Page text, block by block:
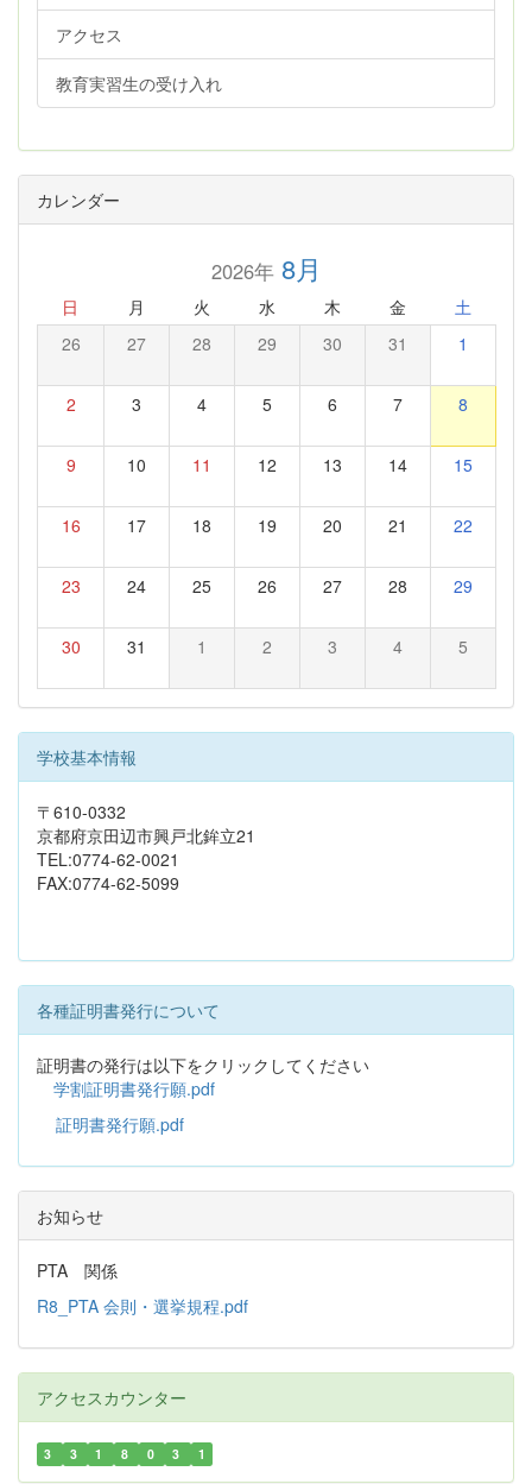
アクセス
教育実習生の受け入れ
カレンダー
2026年8月
日 月 火 水 木 金 土
26 27 28 29 30 31 1
2 3 4 5 6 7 8
9 10 11 12 13 14 15
16 17 18 19 20 21 22
23 24 25 26 27 28 29
30 31 1 2 3 4 5
学校基本情報
〒610-0332
京都府京田辺市興戸北鉾立21
TEL:0774-62-0021
FAX:0774-62-5099
各種証明書発行について
証明書の発行は以下をクリックしてください
学割証明書発行願.pdf
証明書発行願.pdf
お知らせ
PTA 関係
R8_PTA 会則・選挙規程.pdf
アクセスカウンター
3 3 1 8 0 3 1